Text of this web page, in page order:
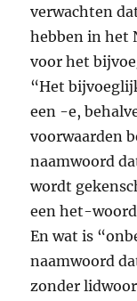
verwachten
hebben in het
voor het
“Het
een -e,
voorwaarden
naamwoord
wordt
een het-
En wat is
naamwoord
zonder